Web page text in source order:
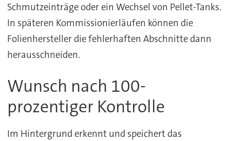
Schmutzeinträge oder ein Wechsel von Pellet-Tanks.
In späteren Kommissionierläufen können die
Folienhersteller die fehlerhaften Abschnitte dann
herausschneiden.
Wunsch nach 100-
prozentiger Kontrolle
Im Hintergrund erkennt und speichert das